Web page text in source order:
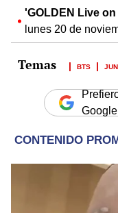
'GOLDEN Live
lunes 20 de
BTS
Google